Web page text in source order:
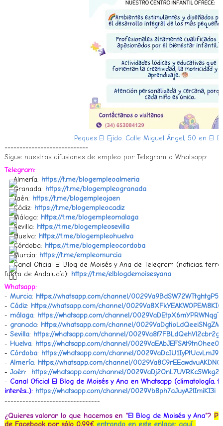
Peques El Ejido. Calle Miguel Ángel, 50 en El
----------------------------
Sigue nuestras difusiones de empleo por Telegram o Whatsapp:
Telegram:
Almería: https://t.me/blogempleoalmeria
Granada: https://t.me/blogempleogranada
Jaén: https://t.me/blogempleojaen
Cádiz: https://t.me/blogempleocadiz
Málaga: https://t.me/blogempleomalaga
Sevilla: https://t.me/blogempleosevilla
Huelva: https://t.me/blogempleohuelva
Córdoba: https://t.me/blogempleocordoba
Murcia: https://t.me/empleomurcia
Canal Oficial El Blog de Moisés y Ana de Telegram (noticias,
fuera de Andalucía): https://t.me/elblogdemoisesyana
Whatsapp:
- Murcia: https://whatsapp.com/channel/
- Cádiz: https://whatsapp.com/channel/
- málaga: https://whatsapp.com/channel/
- granada: https://whatsapp.com/channel/
- Sevilla: https://whatsapp.com/channel/0029Va8f7FBLdQehVl2cbr2g
- Huelva: https://whatsapp.com/channel/0029VaEAbJEFSAt9tnOhee02
- Córdoba: https://whatsapp.com/channel/
- Almería: https://whatsapp.com/channel/
- Jaén: ‎ https://whatsapp.com/channel/0029VaDj2OnL7UVRKcSWkg26
- Canal Oficial El Blog de Moisés y Ana en Whatsapp (climatología,
interés...): https://whatsapp.com/channel/0029Vb8ph7aJuyA2lImiKI3i
--------------------------------
¿Quieres valorar lo que hacemos en "El Blog de Moisés y Ana"?
de Facebook por sólo 0,99€ entrando en este enlace: aquí.